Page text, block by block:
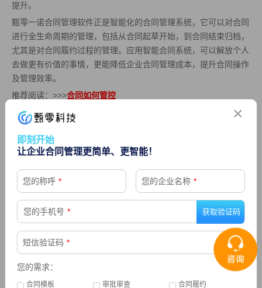
提升。
甄零一诺合同管理软件正是智能化的合同管理系统，它可以对合同
进行全生命周期的管理，包括从合同起草开始，到合同结束归档，
尤其是对合同履约过程的管理。应用智能合同系统，可以解放个人
去做更有价值的事情，更能降低企业合同管理成本，提升合同操作
及管理效率。
推荐阅读：>>>合同如何管控
上一篇： 企业合同管理面临哪些困难?
精选
1 门店租赁行业怎样管理合同
即刻开始
让企业合同管理更简单、更智能！
您的称呼 * 您的企业名称 *
您的手机号 *
短信验证码 *
您的需求：
合同模板 审批审查
合同履约
×